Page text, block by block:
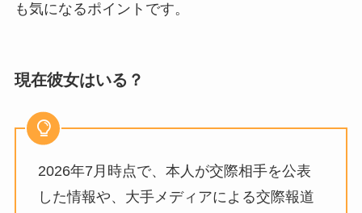
も気になるポイントです。
現在彼女はいる？
2026年7月時点で、本人が交際相手を公表
した情報や、大手メディアによる交際報道